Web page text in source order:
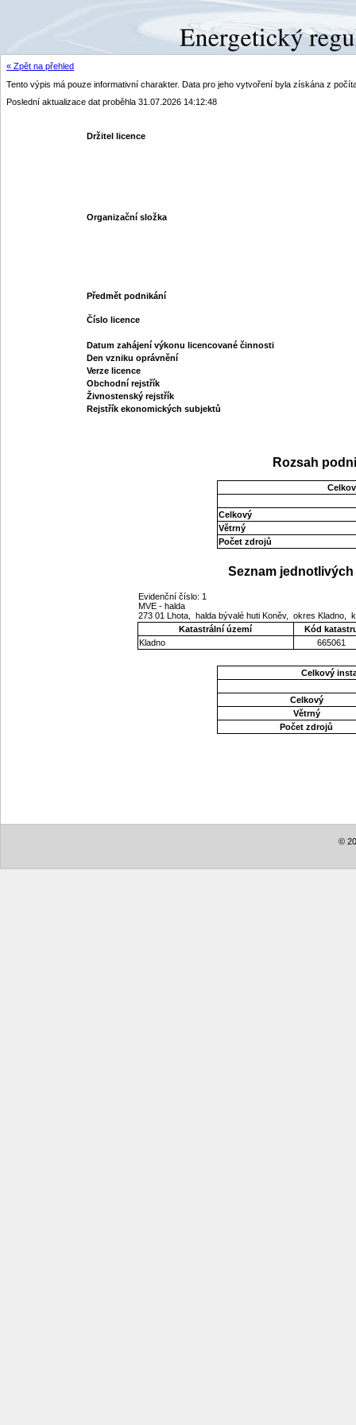
« Zpět na přehled
Tento výpis má pouze informativní charakter. Data pro jeho vytvoření byla získána z
Poslední aktualizace dat proběhla 31.07.2026 14:12:48
Držitel licence
Organizační složka
Předmět podnikání
Číslo licence
Datum zahájení výkonu licencované činnosti
Den vzniku oprávnění
Verze licence
Obchodní rejstřík
Živnostenský rejstřík
Rejstřík ekonomických subjektů
Rozsah
Celkový
Větrný
Počet zdrojů
Seznam
Evidenční číslo: 1
MVE - halda
273 01 Lhota, halda bývalé huti Koněv, okres Kladno,
Katastrální území
Kód
Kladno
665061
Celkový
Celkový
Větrný
Počet zdrojů
©